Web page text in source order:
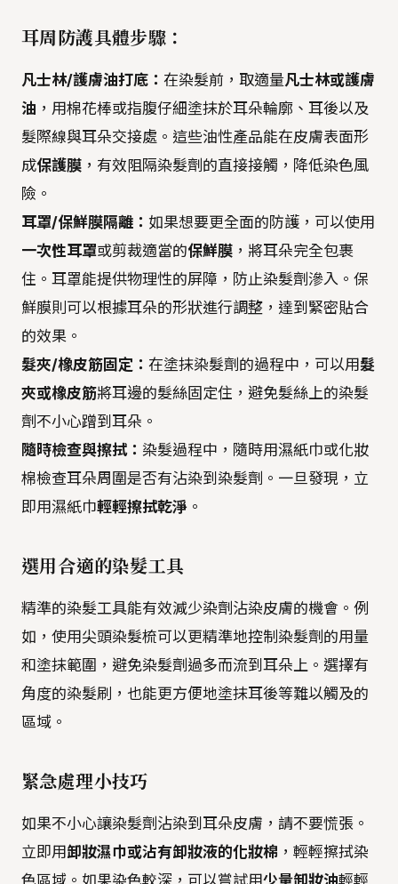
耳周防護具體步驟：
凡士林/護膚油打底： 在染髮前，取適量凡士林或護膚
油 ，用棉花棒或指腹仔細塗抹於耳朵輪廓、耳後以及
髮際線與耳朵交接處。這些油性產品能在皮膚表面形
成保護膜 ，有效阻隔染髮劑的直接接觸，降低染色風
險。
耳罩/保鮮膜隔離： 如果想要更全面的防護，可以使用
一次性耳罩或剪裁適當的保鮮膜 ，將耳朵完全包裹
住。耳罩能提供物理性的屏障，防止染髮劑滲入。保
鮮膜則可以根據耳朵的形狀進行調整，達到緊密貼合
的效果。
髮夾/橡皮筋固定： 在塗抹染髮劑的過程中，可以用髮
夾或橡皮筋將耳邊的髮絲固定住，避免髮絲上的染髮
劑不小心蹭到耳朵。
隨時檢查與擦拭： 染髮過程中，隨時用濕紙巾或化妝
棉檢查耳朵周圍是否有沾染到染髮劑。一旦發現，立
即用濕紙巾輕輕擦拭乾淨 。
選用合適的染髮工具
精準的染髮工具能有效減少染劑沾染皮膚的機會。例
如，使用尖頭染髮梳可以更精準地控制染髮劑的用量
和塗抹範圍，避免染髮劑過多而流到耳朵上。選擇有
角度的染髮刷，也能更方便地塗抹耳後等難以觸及的
區域。
緊急處理小技巧
如果不小心讓染髮劑沾染到耳朵皮膚，請不要慌張。
立即用 卸妝濕巾或沾有卸妝液的化妝棉 ，輕輕擦拭染
色區域。如果染色較深，可以嘗試用少量卸妝油輕輕